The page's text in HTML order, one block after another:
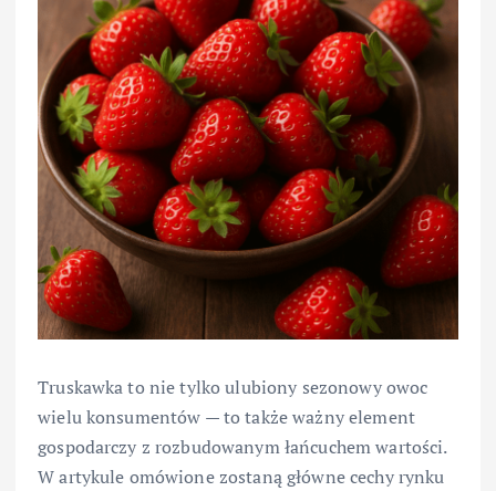
Truskawka to nie tylko ulubiony sezonowy owoc
wielu konsumentów — to także ważny element
gospodarczy z rozbudowanym łańcuchem wartości.
W artykule omówione zostaną główne cechy rynku